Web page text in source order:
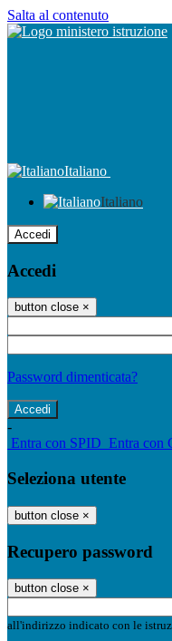
Salta al contenuto
Italiano
Italiano
Accedi
Accedi
button close ×
Password dimenticata?
-
Entra con SPID Entra con
Seleziona utente
button close ×
Recupero password
button close ×
all'indirizzo indicato con le